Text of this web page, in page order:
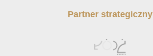
Partner strategiczny